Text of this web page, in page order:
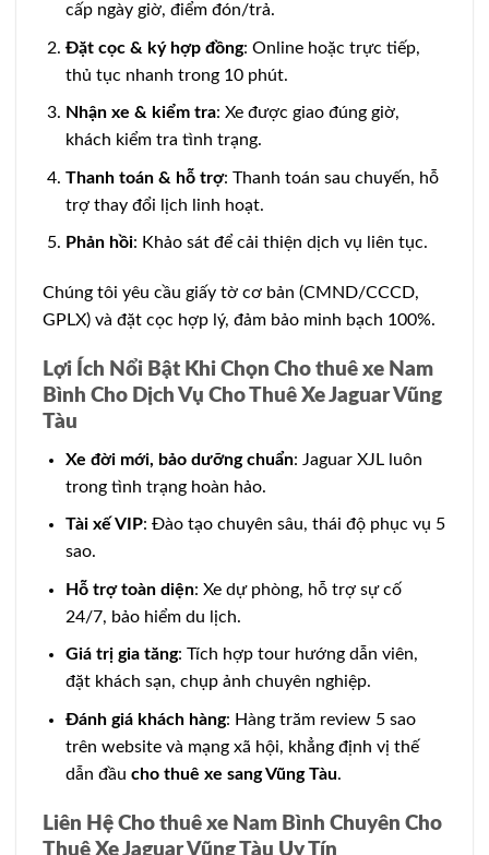
cấp ngày giờ, điểm đón/trả.
Đặt cọc & ký hợp đồng: Online hoặc trực tiếp,
thủ tục nhanh trong 10 phút.
Nhận xe & kiểm tra: Xe được giao đúng giờ,
khách kiểm tra tình trạng.
Thanh toán & hỗ trợ: Thanh toán sau chuyến, hỗ
trợ thay đổi lịch linh hoạt.
Phản hồi: Khảo sát để cải thiện dịch vụ liên tục.
Chúng tôi yêu cầu giấy tờ cơ bản (CMND/CCCD,
GPLX) và đặt cọc hợp lý, đảm bảo minh bạch 100%.
Lợi Ích Nổi Bật Khi Chọn Cho thuê xe Nam
Bình Cho Dịch Vụ Cho Thuê Xe Jaguar Vũng
Tàu
Xe đời mới, bảo dưỡng chuẩn: Jaguar XJL luôn
trong tình trạng hoàn hảo.
Tài xế VIP: Đào tạo chuyên sâu, thái độ phục vụ 5
sao.
Hỗ trợ toàn diện: Xe dự phòng, hỗ trợ sự cố
24/7, bảo hiểm du lịch.
Giá trị gia tăng: Tích hợp tour hướng dẫn viên,
đặt khách sạn, chụp ảnh chuyên nghiệp.
Đánh giá khách hàng: Hàng trăm review 5 sao
trên website và mạng xã hội, khẳng định vị thế
dẫn đầu cho thuê xe sang Vũng Tàu.
Liên Hệ Cho thuê xe Nam Bình Chuyên Cho
Thuê Xe Jaguar Vũng Tàu Uy Tín